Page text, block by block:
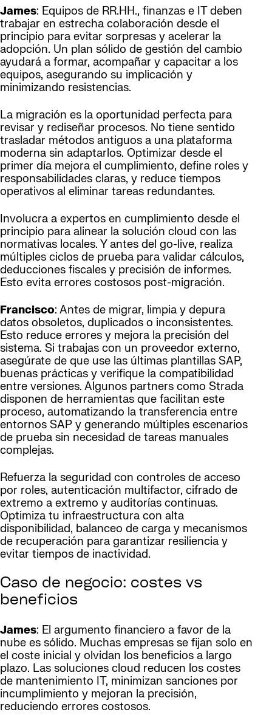
James: Equipos de RR.HH., finanzas e IT deben
trabajar en estrecha colaboración desde el
principio para evitar sorpresas y acelerar la
adopción. Un plan sólido de gestión del cambio
ayudará a formar, acompañar y capacitar a los
equipos, asegurando su implicación y
minimizando resistencias.
La migración es la oportunidad perfecta para
revisar y rediseñar procesos. No tiene sentido
trasladar métodos antiguos a una plataforma
moderna sin adaptarlos. Optimizar desde el
primer día mejora el cumplimiento, define roles y
responsabilidades claras, y reduce tiempos
operativos al eliminar tareas redundantes.
Involucra a expertos en cumplimiento desde el
principio para alinear la solución cloud con las
normativas locales. Y antes del go-live, realiza
múltiples ciclos de prueba para validar cálculos,
deducciones fiscales y precisión de informes.
Esto evita errores costosos post-migración.
Francisco: Antes de migrar, limpia y depura
datos obsoletos, duplicados o inconsistentes.
Esto reduce errores y mejora la precisión del
sistema. Si trabajas con un proveedor externo,
asegúrate de que use las últimas plantillas SAP,
buenas prácticas y verifique la compatibilidad
entre versiones. Algunos partners como Strada
disponen de herramientas que facilitan este
proceso, automatizando la transferencia entre
entornos SAP y generando múltiples escenarios
de prueba sin necesidad de tareas manuales
complejas.
Refuerza la seguridad con controles de acceso
por roles, autenticación multifactor, cifrado de
extremo a extremo y auditorías continuas.
Optimiza tu infraestructura con alta
disponibilidad, balanceo de carga y mecanismos
de recuperación para garantizar resiliencia y
evitar tiempos de inactividad.
Caso de negocio: costes vs
beneficios
James: El argumento financiero a favor de la
nube es sólido. Muchas empresas se fijan solo en
el coste inicial y olvidan los beneficios a largo
plazo. Las soluciones cloud reducen los costes
de mantenimiento IT, minimizan sanciones por
incumplimiento y mejoran la precisión,
reduciendo errores costosos.